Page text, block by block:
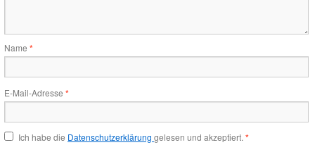
Name *
E-Mail-Adresse *
Ich habe die Datenschutzerklärung gelesen und akzeptiert. *